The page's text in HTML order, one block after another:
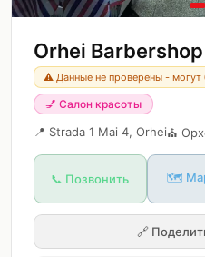
Orhei Barbershop
⚠️ Данные не проверены - могут
💅 Салон красоты
📍 Strada 1 Mai 4, Orhei⛪
📞 Позвонить 🗺️
🔗